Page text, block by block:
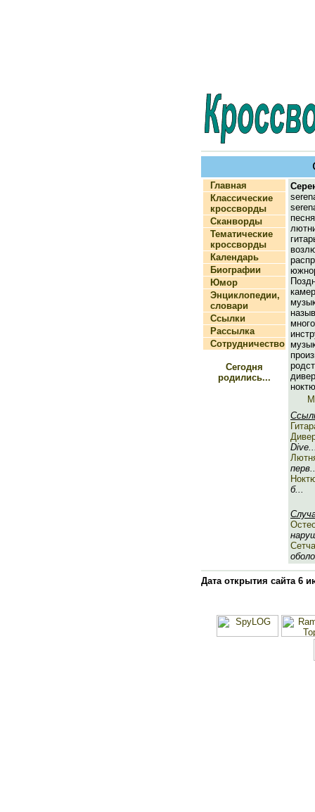
Главная
Классические
кроссворды
Сканворды
Тематические
кроссворды
Календарь
Биографии
Юмор
Энциклопедии,
словари
Ссылки
Рассылка
Сотрудничество
Сегодня
родились...
б...
Дата открытия сайта 6